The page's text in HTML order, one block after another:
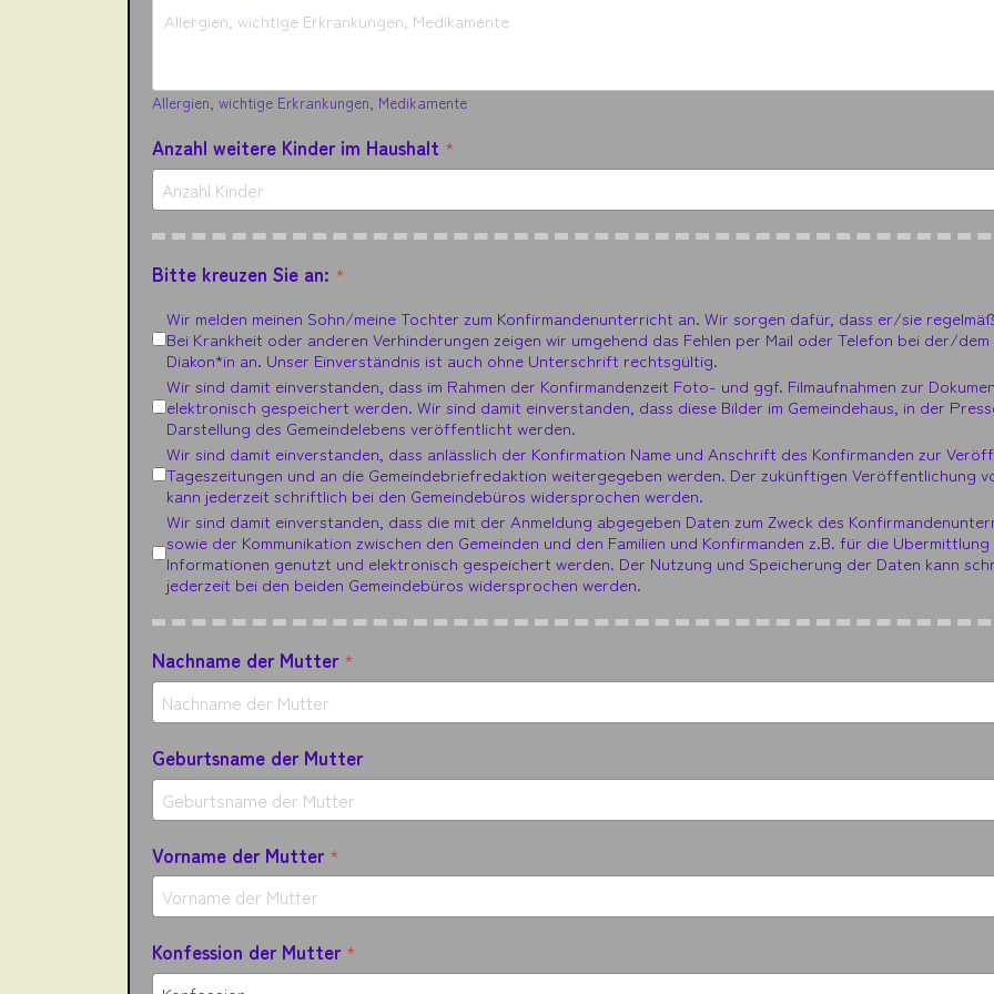
Allergien, wichtige Erkrankungen, Medikamente
Anzahl weitere Kinder im Haushalt *
Bitte kreuzen Sie an: *
Wir melden meinen Sohn/meine Tochter zum Konfirmandenunterricht an. Wir sorgen dafür, dass er/sie
Bei Krankheit oder anderen Verhinderungen zeigen wir umgehend das Fehlen per Mail oder Telefon bei der/
Diakon*in an. Unser Einverständnis ist auch ohne Unterschrift rechtsgültig.
Wir sind damit einverstanden, dass im Rahmen der Konfirmandenzeit Foto- und ggf. Filmaufnahmen zur
elektronisch gespeichert werden. Wir sind damit einverstanden, dass diese Bilder im Gemeindehaus, in der
Darstellung des Gemeindelebens veröffentlicht werden.
Wir sind damit einverstanden, dass anlässlich der Konfirmation Name und Anschrift des Konfirmanden zur
Tageszeitungen und an die Gemeindebriefredaktion weitergegeben werden. Der zukünftigen Veröffentlichung
kann jederzeit schriftlich bei den Gemeindebüros widersprochen werden.
Wir sind damit einverstanden, dass die mit der Anmeldung abgegeben Daten zum Zweck des
sowie der Kommunikation zwischen den Gemeinden und den Familien und Konfirmanden z.B. für die
Informationen genutzt und elektronisch gespeichert werden. Der Nutzung und Speicherung der Daten kann
jederzeit bei den beiden Gemeindebüros widersprochen werden.
Nachname der Mutter *
Geburtsname der Mutter
Vorname der Mutter *
Konfession der Mutter *